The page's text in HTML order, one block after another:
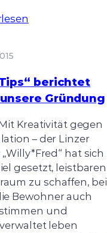
berichtet
Gründung
Kreativität gegen
– der Linzer
„Willy*Fred“ hat sich
gesetzt, leistbaren
zu schaffen, bei
Bewohner auch
und
leben